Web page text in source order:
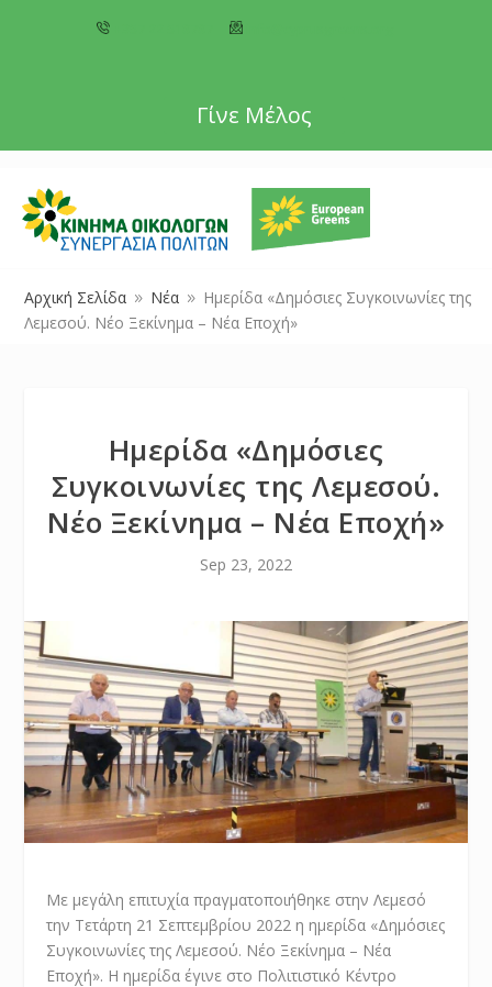
Γίνε Μέλος
Αρχική Σελίδα 9 Νέα 9
Ημερίδα «Δημόσιες Συγκοινωνίες της
Λεμεσού. Νέο Ξεκίνημα – Νέα Εποχή»
Ημερίδα «Δημόσιες
Συγκοινωνίες της Λεμεσού.
Νέο Ξεκίνημα – Νέα Εποχή»
Sep 23, 2022
Με μεγάλη επιτυχία πραγματοποιήθηκε στην Λεμεσό
την Τετάρτη 21 Σεπτεμβρίου 2022 η ημερίδα «Δημόσιες
Συγκοινωνίες της Λεμεσού. Νέο Ξεκίνημα – Νέα
Εποχή». Η ημερίδα έγινε στο Πολιτιστικό Κέντρο